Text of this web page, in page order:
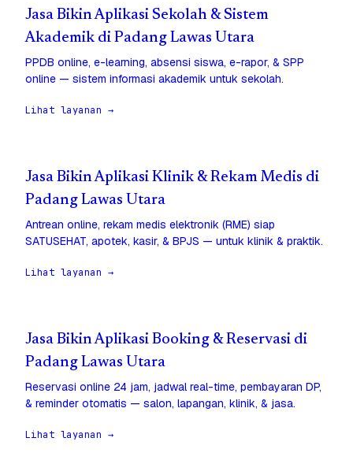
Jasa Bikin Aplikasi Sekolah & Sistem
Akademik di Padang Lawas Utara
PPDB online, e-learning, absensi siswa, e-rapor, & SPP
online — sistem informasi akademik untuk sekolah.
Lihat layanan →
Jasa Bikin Aplikasi Klinik & Rekam Medis di
Padang Lawas Utara
Antrean online, rekam medis elektronik (RME) siap
SATUSEHAT, apotek, kasir, & BPJS — untuk klinik & praktik.
Lihat layanan →
Jasa Bikin Aplikasi Booking & Reservasi di
Padang Lawas Utara
Reservasi online 24 jam, jadwal real-time, pembayaran DP,
& reminder otomatis — salon, lapangan, klinik, & jasa.
Lihat layanan →